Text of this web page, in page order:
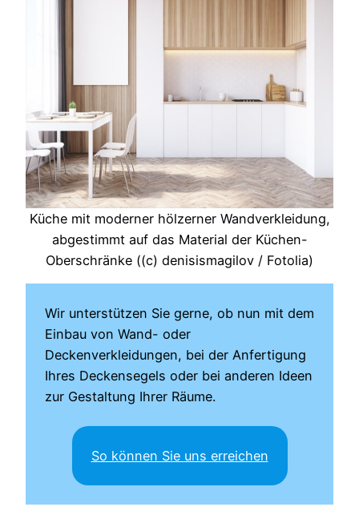
Küche mit moderner hölzerner Wandverkleidung,
abgestimmt auf das Material der Küchen-
Oberschränke ((c) denisismagilov / Fotolia)
Wir unterstützen Sie gerne, ob nun mit dem
Einbau von Wand- oder
Deckenverkleidungen, bei der Anfertigung
Ihres Deckensegels oder bei anderen Ideen
zur Gestaltung Ihrer Räume.
So können Sie uns erreichen